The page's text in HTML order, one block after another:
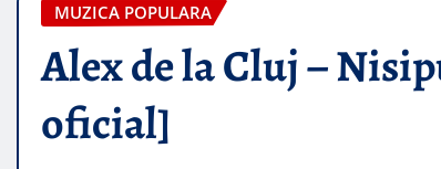
MUZICA POPULARA
Alex de la Cluj –
oficial]